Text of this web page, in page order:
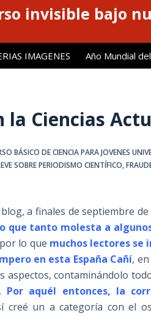
invisible bajo
IMAGENES Año Mundial
Ciencias
BÁSICO DE CIENCIA PARA JOVENES
SOBRE PERIODISMO CIENTÍFICO,
a finales de septiembre
que tanto molesta a
lo que muchos lectores se
en esta España Cañí,
aspectos, contaminándolo
Por aquél entonces, la
creé un a categoría con el